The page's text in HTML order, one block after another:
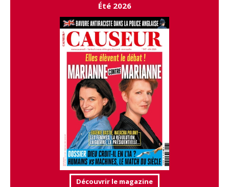
Été 2026
Découvrir le magazine